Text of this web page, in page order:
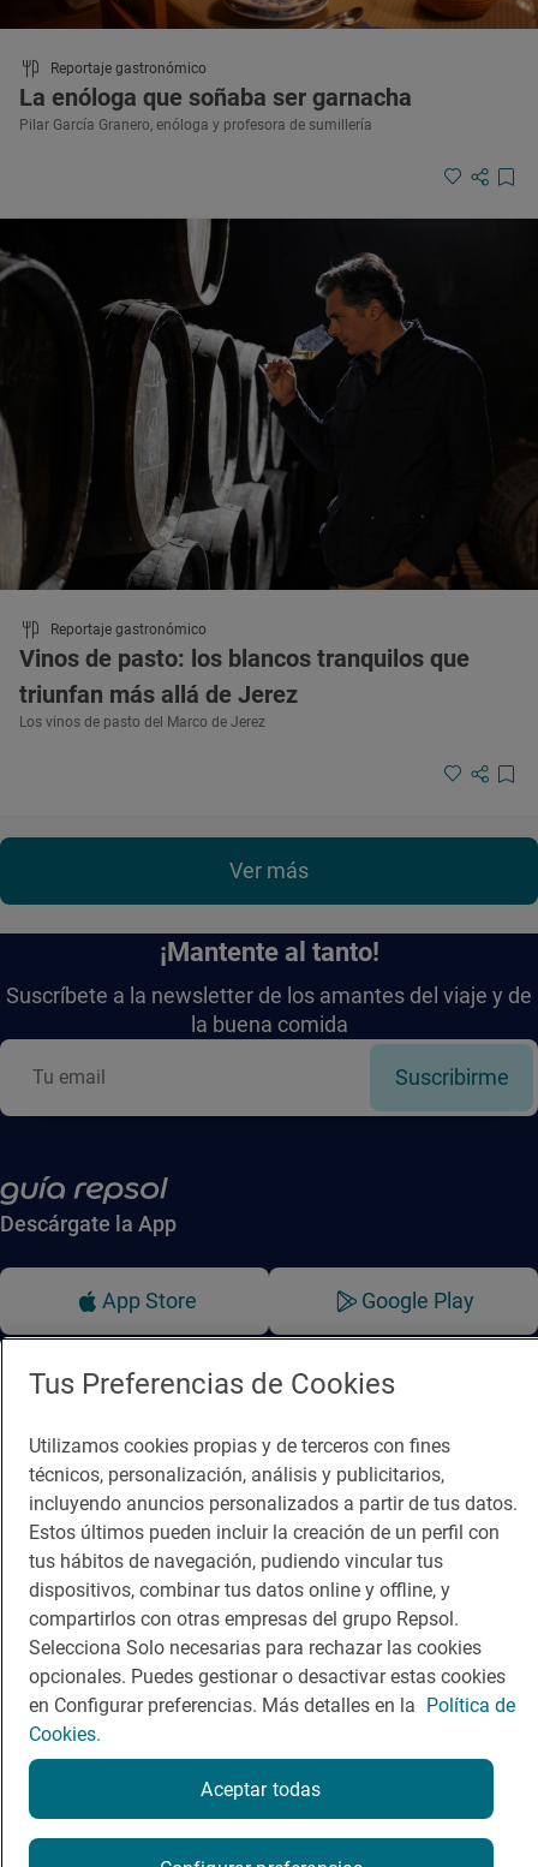
Reportaje gastronómico
La enóloga que soñaba ser garnacha
Pilar García Granero, enóloga y profesora de sumillería
Reportaje gastronómico
Vinos de pasto: los blancos tranquilos que
triunfan más allá de Jerez
Los vinos de pasto del Marco de Jerez
Ver más
¡Mantente al tanto!
Suscríbete a la newsletter de los amantes del viaje y de
la buena comida
Suscribirme
Descárgate la App
App Store Google Play
Guía Repsol
Viajar
Dormir
Enlaces
Sala de prensa
Canal de ética
Política de privacidad Política de cookies Nota legal
Condiciones del servicio
© Repsol S.A. 2000
Tus Preferencias de Cookies
Utilizamos cookies propias y de terceros con fines
técnicos, personalización, análisis y publicitarios,
incluyendo anuncios personalizados a partir de tus datos.
Estos últimos pueden incluir la creación de un perfil con
tus hábitos de navegación, pudiendo vincular tus
dispositivos, combinar tus datos online y offline, y
compartirlos con otras empresas del grupo Repsol.
Selecciona Solo necesarias para rechazar las cookies
opcionales. Puedes gestionar o desactivar estas cookies
en Configurar preferencias. Más detalles en la Política de
Cookies.
Aceptar todas